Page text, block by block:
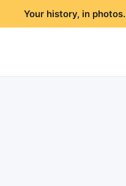
Your history, in photos.